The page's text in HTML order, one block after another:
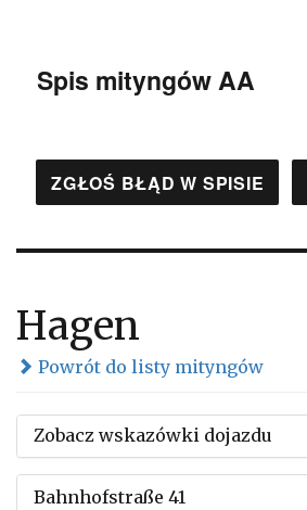
Spis mityngów AA
ZGŁOŚ BŁĄD W SPISIE
Hagen
Powrót do listy mityngów
Zobacz wskazówki dojazdu
Bahnhofstraße 41